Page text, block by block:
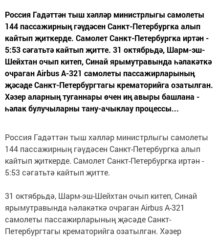
Россия Гадәттән тыш хәлләр министрлыгы самолеты
144 пассажирның гәүдәсен Санкт-Петербургка алып
кайтып җиткерде. Самолет Санкт-Петербургка иртән -
5:53 сәгатьтә кайтып җитте. 31 октябрьдә, Шарм-эш-
Шейхтан очып китеп, Синай ярымутравында һәлакәткә
очраган Airbus A-321 самолеты пассажирларының
җәсәде Санкт-Петербургтагы крематорийга озатылган.
Хәзер аларның туганнары өчен иң авыры башлана -
һәлак булучыларны тану-ачыклау процессы...
Россия Гадәттән тыш хәлләр министрлыгы самолеты
144 пассажирның гәүдәсен Санкт-Петербургка алып
кайтып җиткерде. Самолет Санкт-Петербургка иртән -
5:53 сәгатьтә кайтып җитте.
31 октябрьдә, Шарм-эш-Шейхтан очып китеп, Синай
ярымутравында һәлакәткә очраган Airbus A-321
самолеты пассажирларының җәсәде Санкт-
Петербургтагы крематорийга озатылган. Хәзер